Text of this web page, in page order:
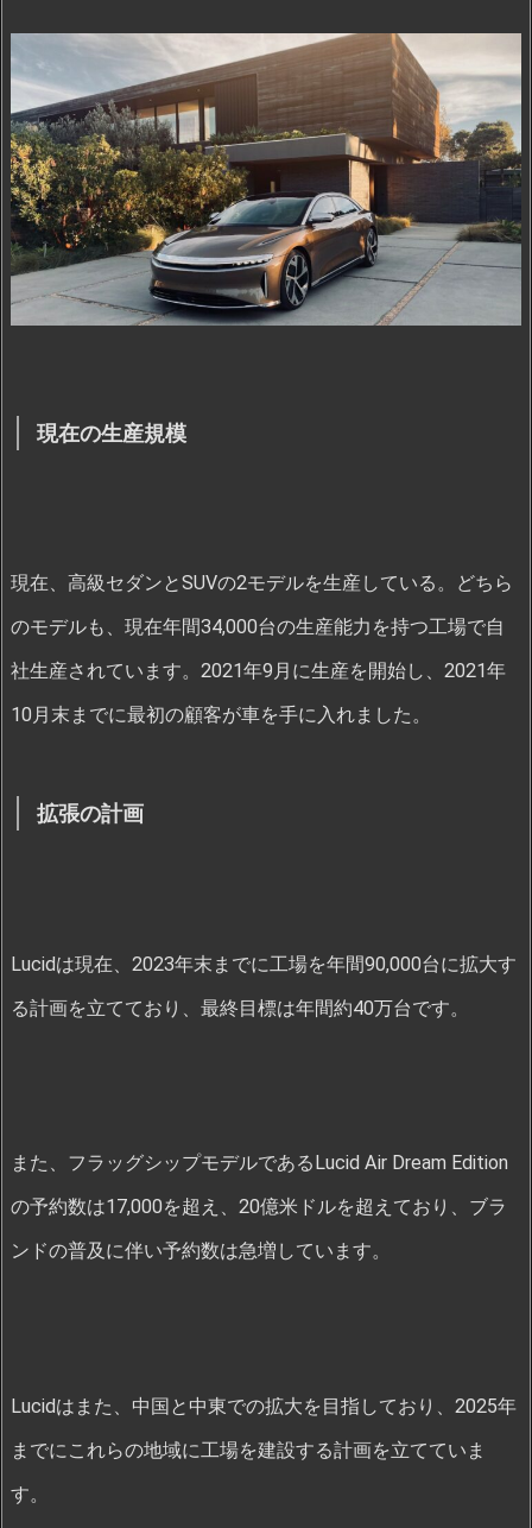
現在の生産規模
現在、高級セダンとSUVの2モデルを生産している。どちら
のモデルも、現在年間34,000台の生産能力を持つ工場で自
社生産されています。2021年9月に生産を開始し、2021年
10月末までに最初の顧客が車を手に入れました。
拡張の計画
Lucidは現在、2023年末までに工場を年間90,000台に拡大す
る計画を立てており、最終目標は年間約40万台です。
また、フラッグシップモデルであるLucid Air Dream Edition
の予約数は17,000を超え、20億米ドルを超えており、ブラ
ンドの普及に伴い予約数は急増しています。
Lucidはまた、中国と中東での拡大を目指しており、2025年
までにこれらの地域に工場を建設する計画を立てていま
す。